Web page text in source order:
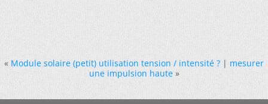
« Module solaire (petit) utilisation tension / intensité ?|mesurer
une impulsion haute »